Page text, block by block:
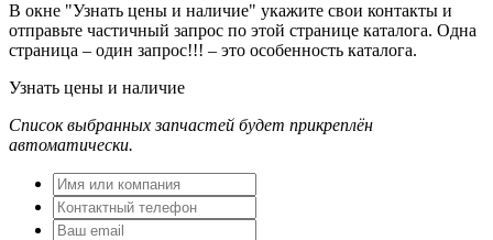
В окне "Узнать цены и наличие" укажите свои контакты и
отправьте частичный запрос по этой странице каталога. Одна
страница – один запрос!!! – это особенность каталога.
Узнать цены и наличие
Список выбранных запчастей будет прикреплён
автоматически.